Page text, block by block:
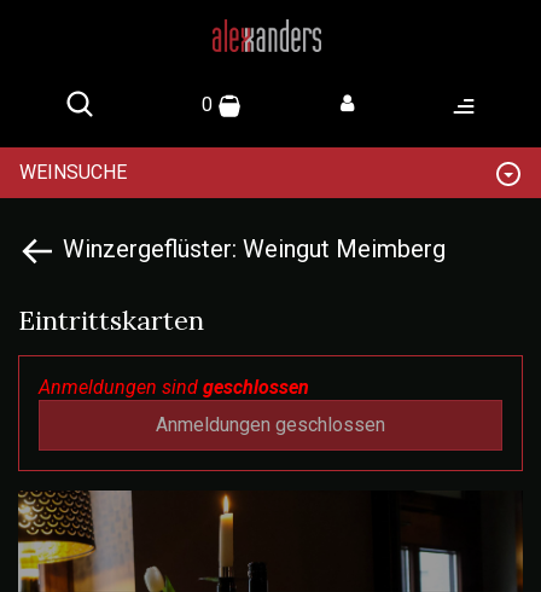
0
WEINSUCHE
Winzergeflüster: Weingut Meimberg
Eintrittskarten
Anmeldungen sind geschlossen
Anmeldungen geschlossen